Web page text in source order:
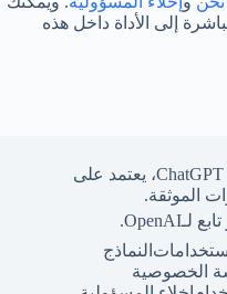
إلى الأداة داخل هذه
مرجع عربي مستقل لفهم واستخدام ChatGPT، يعتمد على
الموثقة.
النماذج
الخصوصية